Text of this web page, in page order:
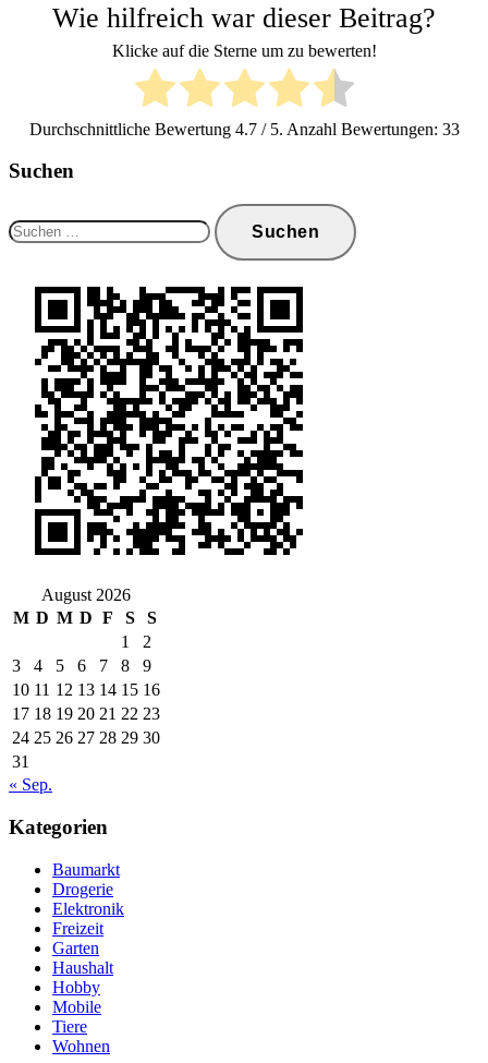
Wie hilfreich war dieser Beitrag?
Klicke auf die Sterne um zu bewerten!
Durchschnittliche Bewertung 4.7/ 5. Anzahl Bewertungen: 33
Suchen
nach:
August 2026
M D M D F S
S
1
2
3
4 5 6 7 8
9
10 11 12 13 14 15 16
17 18 19 20 21 22 23
24 25 26 27 28 29 30
31
« Sep.
Kategorien
Baumarkt
Drogerie
Elektronik
Freizeit
Garten
Haushalt
Hobby
Mobile
Tiere
Wohnen